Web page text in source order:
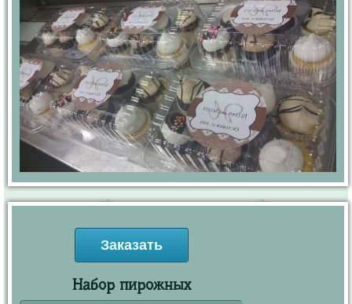
Заказать
Набор пирожных